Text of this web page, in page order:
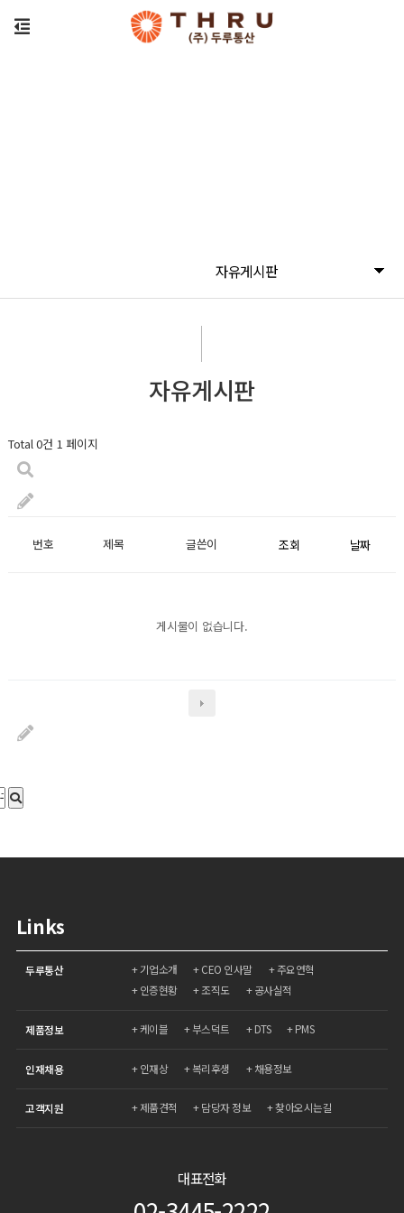
자유게시판
자유게시판
Total 0건 1 페이지
번호 제목 글쓴이 조회 날짜
게시물이 없습니다.
Links
두루통산 기업소개 CEO 인사말
주요연혁
인증현황
조직도 공사실적
제품정보 케이블 부스덕트 DTS PMS
인재채용 인재상 복리후생 채용정보
고객지원 제품견적 담당자 정보 찾아오시는길
대표전화